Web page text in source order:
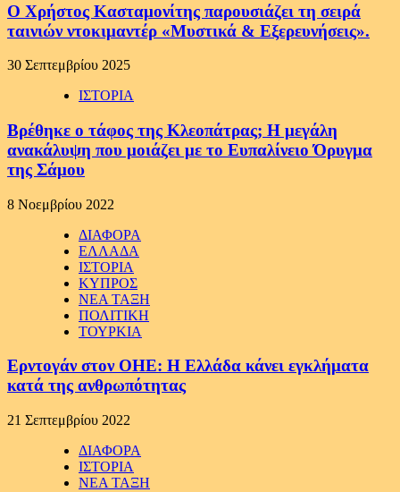
Ο Χρήστος Κασταμονίτης παρουσιάζει τη σειρά
ταινιών ντοκιμαντέρ «Μυστικά & Εξερευνήσεις».
30 Σεπτεμβρίου 2025
ΙΣΤΟΡΙΑ
Βρέθηκε ο τάφος της Κλεοπάτρας; H μεγάλη
ανακάλυψη που μοιάζει με το Ευπαλίνειο Όρυγμα
της Σάμου
8 Νοεμβρίου 2022
ΔΙΑΦΟΡΑ
ΕΛΛΑΔΑ
ΙΣΤΟΡΙΑ
ΚΥΠΡΟΣ
ΝΕΑ ΤΑΞΗ
ΠΟΛΙΤΙΚΗ
ΤΟΥΡΚΙΑ
Ερντογάν στον ΟΗΕ: Η Ελλάδα κάνει εγκλήματα
κατά της ανθρωπότητας
21 Σεπτεμβρίου 2022
ΔΙΑΦΟΡΑ
ΙΣΤΟΡΙΑ
ΝΕΑ ΤΑΞΗ